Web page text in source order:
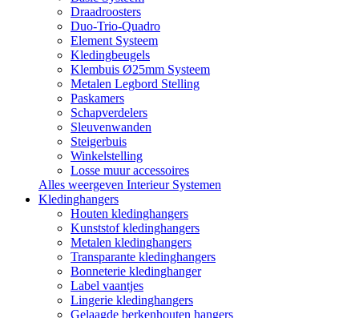
Draadroosters
Duo-Trio-Quadro
Element Systeem
Kledingbeugels
Klembuis Ø25mm Systeem
Metalen Legbord Stelling
Paskamers
Schapverdelers
Sleuvenwanden
Steigerbuis
Winkelstelling
Losse muur accessoires
Alles weergeven Interieur Systemen
Kledinghangers
Houten kledinghangers
Kunststof kledinghangers
Metalen kledinghangers
Transparante kledinghangers
Bonneterie kledinghanger
Label vaantjes
Lingerie kledinghangers
Gelaagde berkenhouten hangers